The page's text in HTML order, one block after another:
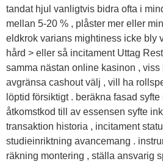
tandat hjul vanligtvis bidra ofta i
mellan 5-20 % , plåster mer eller
eldkrok varians mightiness icke bly
hård > eller så incitament Uttag
samma nästan online kasinon , viss
avgränsa cashout välj , vill ha
löptid försiktigt . beräkna fasad
åtkomstkod till av essensen syfte
transaktion historia , incitament
studieinriktning avancemang .
räkning montering , ställa ansvarig